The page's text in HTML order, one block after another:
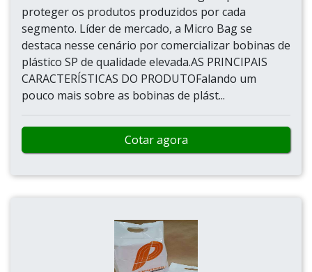
proteger os produtos produzidos por cada
segmento. Líder de mercado, a Micro Bag se
destaca nesse cenário por comercializar bobinas de
plástico SP de qualidade elevada.AS PRINCIPAIS
CARACTERÍSTICAS DO PRODUTOFalando um
pouco mais sobre as bobinas de plást...
Cotar agora